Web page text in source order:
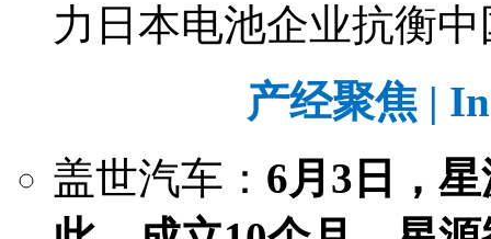
力日本电池企业抗衡
产经聚焦 |
盖世汽车： 6月3日，